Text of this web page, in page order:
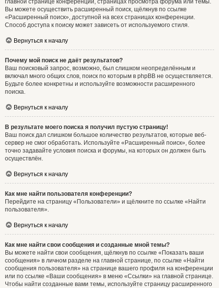
главной странице конференции, страницах просмотра форума или темы.
Вы можете осуществить расширенный поиск, щёлкнув по ссылке
«Расширенный поиск», доступной на всех страницах конференции.
Способ доступа к поиску может зависеть от используемого стиля.
Вернуться к началу
Почему мой поиск не даёт результатов?
Ваш поисковый запрос, возможно, был слишком неопределённым и
включал много общих слов, поиск по которым в phpBB не осуществляется.
Будьте более конкретны и используйте возможности расширенного
поиска.
Вернуться к началу
В результате моего поиска я получил пустую страницу!
Ваш поиск дал слишком большое количество результатов, которые веб-
сервер не смог обработать. Используйте «Расширенный поиск», более
точно задавайте условия поиска и форумы, на которых он должен быть
осуществлён.
Вернуться к началу
Как мне найти пользователя конференции?
Перейдите на страницу «Пользователи» и щёлкните по ссылке «Найти
пользователя».
Вернуться к началу
Как мне найти свои сообщения и созданные мной темы?
Вы можете найти свои сообщения, щёлкнув по ссылке «Показать ваши
сообщения» в личном разделе на главной странице, по ссылке «Найти
сообщения пользователя» на странице вашего профиля на конференции
или по ссылке «Ваши сообщения» в меню «Ссылки» на главной странице.
Чтобы найти созданные вами темы, используйте страницу расширенного